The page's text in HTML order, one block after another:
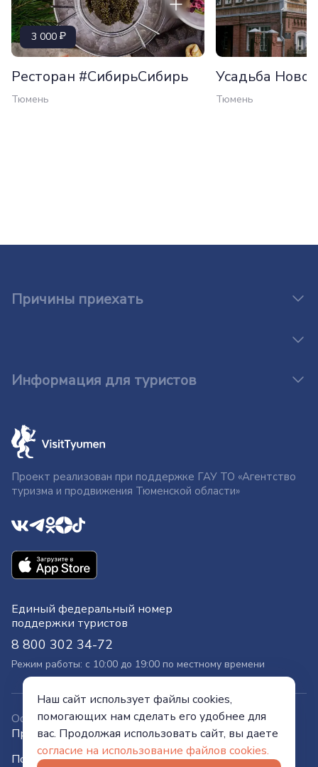
3 000
Ресторан #СибирьСибирь
Тюмень
Усадьба
Тюмень
Причины приехать
Информация для туристов
Проект реализован при поддержке ГАУ ТО «Агентство
туризма и продвижения Тюменской области»
Единый федеральный номер
поддержки туристов
8 800 302 34-72
Режим работы: с 10:00 до 19:00 по местному времени
Официальный сайт
Правительства Тюменской области
Политика конфиденциальности
Наш сайт использует файлы cookies,
помогающих нам сделать его удобнее для
вас. Продолжая использовать сайт, вы даете
согласие на использование файлов cookies.